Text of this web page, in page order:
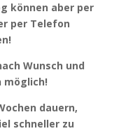
können aber per
per Telefon
Wunsch und
möglich!
dauern,
schneller zu